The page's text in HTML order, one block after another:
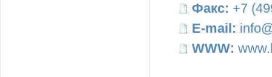
Факс: +7
E-mail:
WWW: